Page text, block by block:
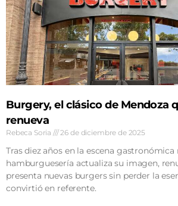
Burgery, el clásico de Mendoza
renueva
Rebeca Soria 26 de diciembre de 2025
Tras diez años en la escena gastronómica
hamburguesería actualiza su imagen,
presenta nuevas burgers sin perder la
convirtió en referente.